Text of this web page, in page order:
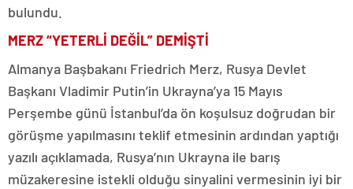
bulundu.
MERZ “YETERLİ DEĞİL” DEMİŞTİ
Almanya Başbakanı Friedrich Merz, Rusya Devlet
Başkanı Vladimir Putin’in Ukrayna’ya 15 Mayıs
Perşembe günü İstanbul’da ön koşulsuz doğrudan bir
görüşme yapılmasını teklif etmesinin ardından yaptığı
yazılı açıklamada, Rusya’nın Ukrayna ile barış
müzakeresine istekli olduğu sinyalini vermesinin iyi bir